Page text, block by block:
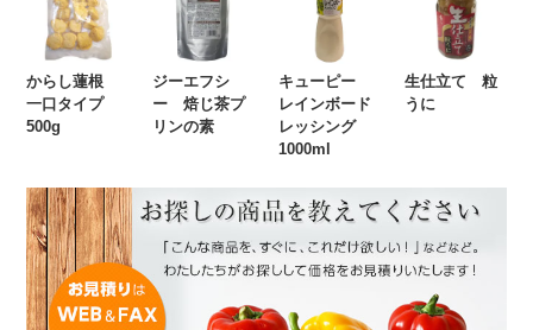
からし蓮根
一口タイプ
500g
ジーエフシ
ー 焙じ茶プ
リンの素
キューピー
レインボード
レッシング
1000ml
生仕立て 粒
うに